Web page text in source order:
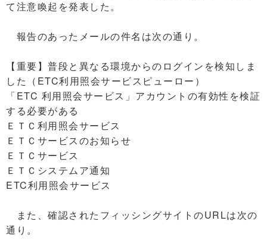
て注意喚起を発表した。
報告のあったメールの件名は次の通り。
【重要】普段と異なる環境からのログインを検知しま
した（ETC利用照会サービスピューロー）
「ETC 利用照会サービス」アカウントの有効性を検証
する必要がある
ＥＴＣ利用照会サービス
ＥＴＣサービスのお知らせ
ＥＴＣサービス
ＥＴＣシステムア通知
ETC利用照会サービス
また、確認されたフィッシングサイトのURLは次の
通り。